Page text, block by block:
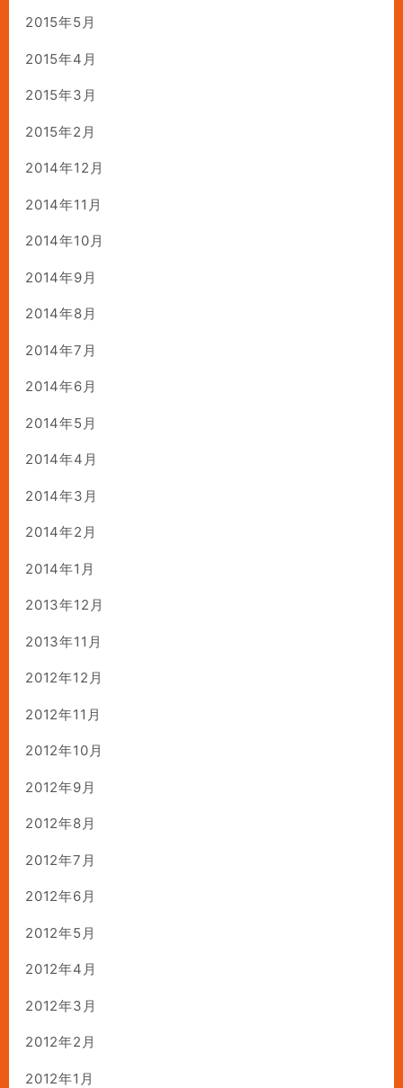
2015年5月
2015年4月
2015年3月
2015年2月
2014年12月
2014年11月
2014年10月
2014年9月
2014年8月
2014年7月
2014年6月
2014年5月
2014年4月
2014年3月
2014年2月
2014年1月
2013年12月
2013年11月
2012年12月
2012年11月
2012年10月
2012年9月
2012年8月
2012年7月
2012年6月
2012年5月
2012年4月
2012年3月
2012年2月
2012年1月